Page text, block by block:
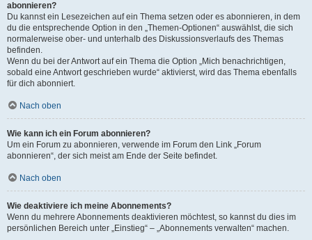
abonnieren?
Du kannst ein Lesezeichen auf ein Thema setzen oder es abonnieren, in dem
du die entsprechende Option in den „Themen-Optionen“ auswählst, die sich
normalerweise ober- und unterhalb des Diskussionsverlaufs des Themas
befinden.
Wenn du bei der Antwort auf ein Thema die Option „Mich benachrichtigen,
sobald eine Antwort geschrieben wurde“ aktivierst, wird das Thema ebenfalls
für dich abonniert.
Nach oben
Wie kann ich ein Forum abonnieren?
Um ein Forum zu abonnieren, verwende im Forum den Link „Forum
abonnieren“, der sich meist am Ende der Seite befindet.
Nach oben
Wie deaktiviere ich meine Abonnements?
Wenn du mehrere Abonnements deaktivieren möchtest, so kannst du dies im
persönlichen Bereich unter „Einstieg“ – „Abonnements verwalten“ machen.